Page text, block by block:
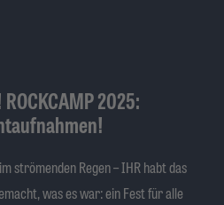
2025:
strömenden Regen – IHR habt das
was es war: ein Fest für alle